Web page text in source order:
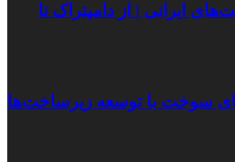
ایرانی | از دامپتراک تا
سوخت با توسعه زیرساخت‌ها